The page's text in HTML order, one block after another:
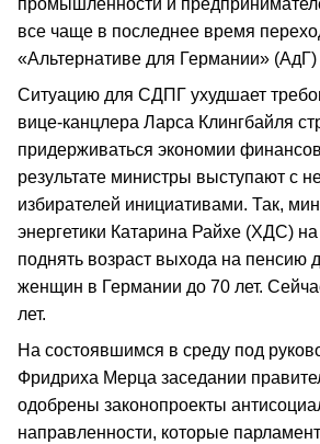
промышленности и
все чаще в последнее время
«Альтернативе для Германии»
Ситуацию для СДПГ ухудшает
вице-канцлера Ларса Клингбайля
придерживаться экономии
результате министры выступают с
избирателей инициативами. Так,
энергетики Катарина Райхе (ХДС)
поднять возраст выхода на пенсию
женщин в Германии до 70 лет.
лет.
На состоявшимся в среду под
Фридриха Мерца заседании
одобрены законопроекты
направленности, которые